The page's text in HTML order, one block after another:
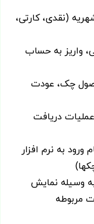
(نقدی، کارتی،
واریز به حساب
چک، عودت
دریافت
به نرم افزار
وسیله نمایش
مربوطه